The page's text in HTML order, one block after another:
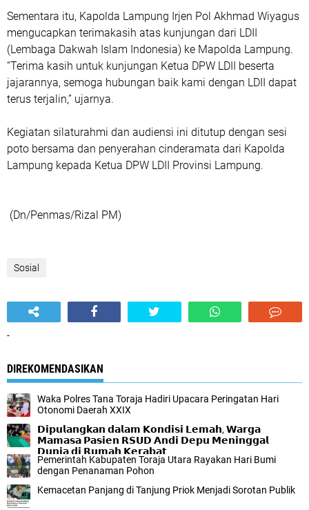
Sementara itu, Kapolda Lampung Irjen Pol Akhmad Wiyagus
mengucapkan terimakasih atas kunjungan dari LDII
(Lembaga Dakwah Islam Indonesia) ke Mapolda Lampung.
“Terima kasih untuk kunjungan Ketua DPW LDII beserta
jajarannya, semoga hubungan baik kami dengan LDII dapat
terus terjalin,” ujarnya.
Kegiatan silaturahmi dan audiensi ini ditutup dengan sesi
poto bersama dan penyerahan cinderamata dari Kapolda
Lampung kepada Ketua DPW LDII Provinsi Lampung.
(Dn/Penmas/Rizal PM)
Sosial
-
DIREKOMENDASIKAN
Waka Polres Tana Toraja Hadiri Upacara Peringatan Hari
Otonomi Daerah XXIX
𝗗𝗶𝗽𝘂𝗹𝗮𝗻𝗴𝗸𝗮𝗻 𝗱𝗮𝗹𝗮𝗺 𝗞𝗼𝗻𝗱𝗶𝘀𝗶 𝗟𝗲𝗺𝗮𝗵, 𝗪𝗮𝗿𝗴𝗮
𝗠𝗮𝗺𝗮𝘀𝗮 𝗣𝗮𝘀𝗶𝗲𝗻 𝗥𝗦𝗨𝗗 𝗔𝗻𝗱𝗶 𝗗𝗲𝗽𝘂 𝗠𝗲𝗻𝗶𝗻𝗴𝗴𝗮𝗹
𝗗𝘂𝗻𝗶𝗮 𝗱𝗶 𝗥𝘂𝗺𝗮𝗵 𝗞𝗲𝗿𝗮𝗯𝗮𝘁
Pemerintah Kabupaten Toraja Utara Rayakan Hari Bumi
dengan Penanaman Pohon
Kemacetan Panjang di Tanjung Priok Menjadi Sorotan Publik